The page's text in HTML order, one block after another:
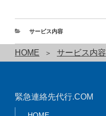
サービス内容
HOME サービス内容
緊急連絡先代行.COM